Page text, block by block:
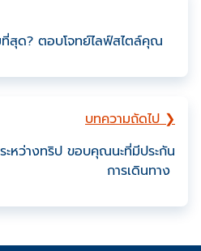
ที่สุด? ตอบโจทย์ไลฟ์สไตล์คุณ
บทความถัดไป ❯
หว่างทริป ขอบคุณนะที่มีประกัน
การเดินทาง